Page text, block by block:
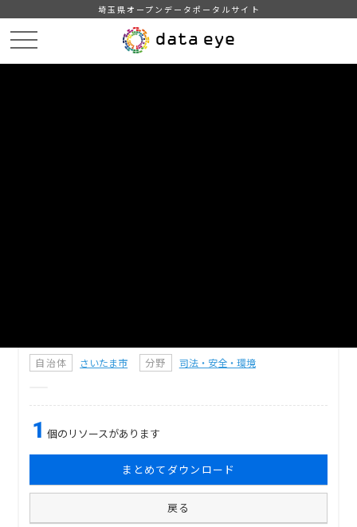
埼玉県オープンデータポータルサイト
自治体 さいたま市 分野 司法・安全・環境
1 個のリソースがあります
まとめてダウンロード
戻る